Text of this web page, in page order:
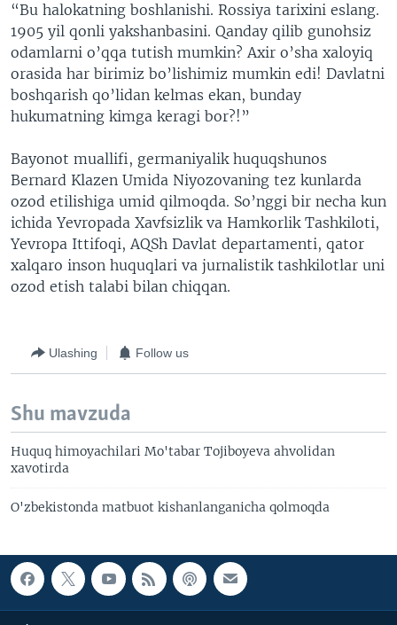
“Bu halokatning boshlanishi. Rossiya tarixini eslang.
1905 yil qonli yakshanbasini. Qanday qilib gunohsiz
odamlarni o’qqa tutish mumkin? Axir o’sha xaloyiq
orasida har birimiz bo’lishimiz mumkin edi! Davlatni
boshqarish qo’lidan kelmas ekan, bunday
hukumatning kimga keragi bor?!”
Bayonot muallifi, germaniyalik huquqshunos
Bernard Klazen Umida Niyozovaning tez kunlarda
ozod etilishiga umid qilmoqda. So’nggi bir necha kun
ichida Yevropada Xavfsizlik va Hamkorlik Tashkiloti,
Yevropa Ittifoqi, AQSh Davlat departamenti, qator
xalqaro inson huquqlari va jurnalistik tashkilotlar uni
ozod etish talabi bilan chiqqan.
Ulashing Follow us
Shu mavzuda
Huquq himoyachilari Mo'tabar Tojiboyeva ahvolidan
xavotirda
O'zbekistonda matbuot kishanlanganicha qolmoqda